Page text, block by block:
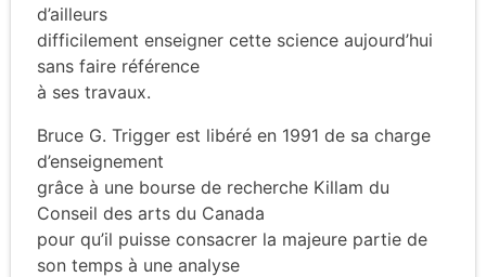
d’ailleurs
difficilement enseigner cette science aujourd’hui
sans faire référence
à ses travaux.
Bruce G. Trigger est libéré en 1991 de sa charge
d’enseignement
grâce à une bourse de recherche Killam du
Conseil des arts du Canada
pour qu’il puisse consacrer la majeure partie de
son temps à une analyse